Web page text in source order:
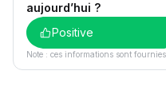
aujourd’hui ?
Positive
Note : ces informations sont